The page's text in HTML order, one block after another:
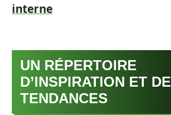
interne
UN RÉPERTOIRE
D’INSPIRATION ET DE
TENDANCES